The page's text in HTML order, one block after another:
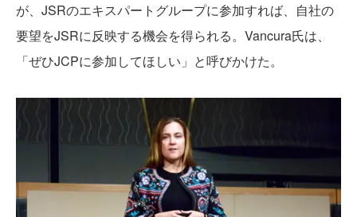
が、JSRのエキスパートグループに参加すれば、自社の
要望をJSRに反映する機会を得られる。Vancura氏は、
「ぜひJCPに参加してほしい」と呼びかけた。